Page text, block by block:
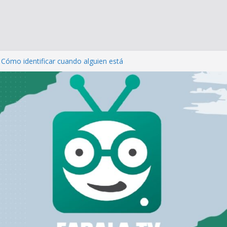
Andrés Caniulef a los 48 años
identificar cuando alguien está
de los enamorados: Cómo San Valentín
a quien está sin pareja
las uñas?
Cuando el dolor emocional se disfraza